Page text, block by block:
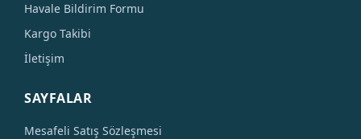
Havale Bildirim Formu
Kargo Takibi
İletişim
SAYFALAR
Mesafeli Satış Sözleşmesi